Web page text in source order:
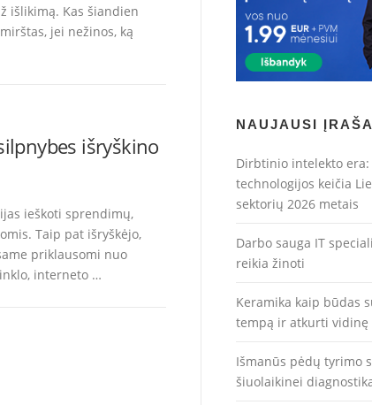
išlikimą. Kas šiandien
jei nežinos, ką
išryškino
ieškoti sprendimų,
Taip pat išryškėjo,
priklausomi nuo
interneto …
NAUJAUSI
Dirbtinio intelekto era:
technologijos keičia
sektorių 2026 metais
Darbo sauga IT
reikia žinoti
Keramika kaip būdas
tempą ir atkurti vidinę
Išmanūs pėdų tyrimo
šiuolaikinei